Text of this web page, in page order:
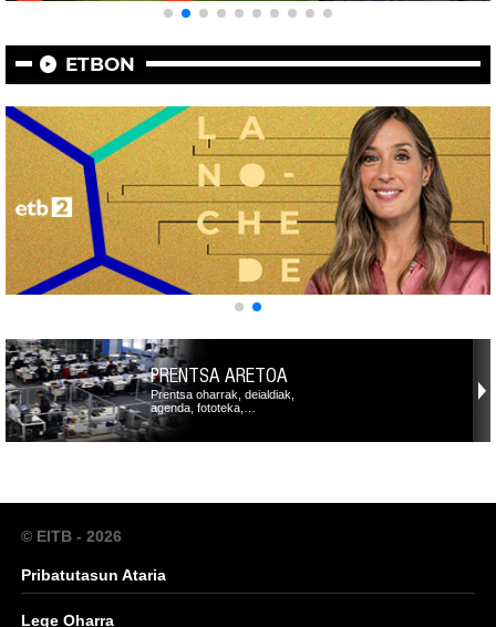
ETBON
PRENTSA ARETOA
Prentsa oharrak, deialdiak,
agenda, fototeka,…
© EITB - 2026
Pribatutasun Ataria
Lege Oharra